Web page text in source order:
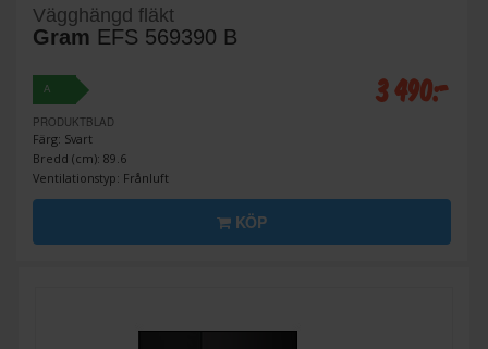
Vägghängd fläkt
Gram EFS 569390 B
A
PRODUKTBLAD
Färg: Svart
Bredd (cm): 89.6
Ventilationstyp: Frånluft
3 490:-
KÖP